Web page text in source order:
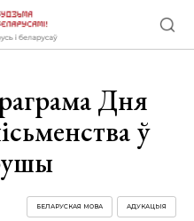
Дня
ў
АДУКАЦЫЯ
БЕЛАРУСКАЯ МОВА